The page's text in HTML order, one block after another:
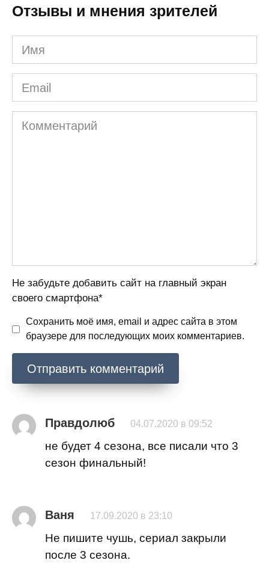
Отзывы и мнения зрителей
Имя
Email
Комментарий
Не забудьте добавить сайт на главный экран
своего смартфона*
Сохранить моё имя, email и адрес сайта в этом
браузере для последующих моих комментариев.
Правдолюб 04.07.2020 в 09:52
не будет 4 сезона, все писали что 3
сезон финальный!
Ваня 17.09.2020 в 23:10
Не пишите чушь, сериал закрыли
после 3 сезона.